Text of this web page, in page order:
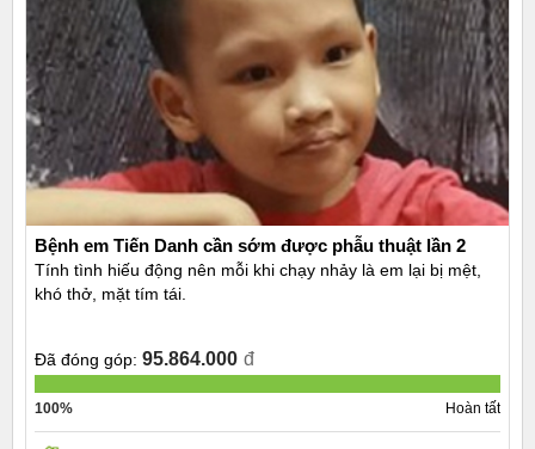
Bệnh em Tiến Danh cần sớm được phẫu thuật lần 2
Tính tình hiếu động nên mỗi khi chạy nhảy là em lại bị mệt,
khó thở, mặt tím tái.
Đã đóng góp: 95.864.000 đ
100% Hoàn tất